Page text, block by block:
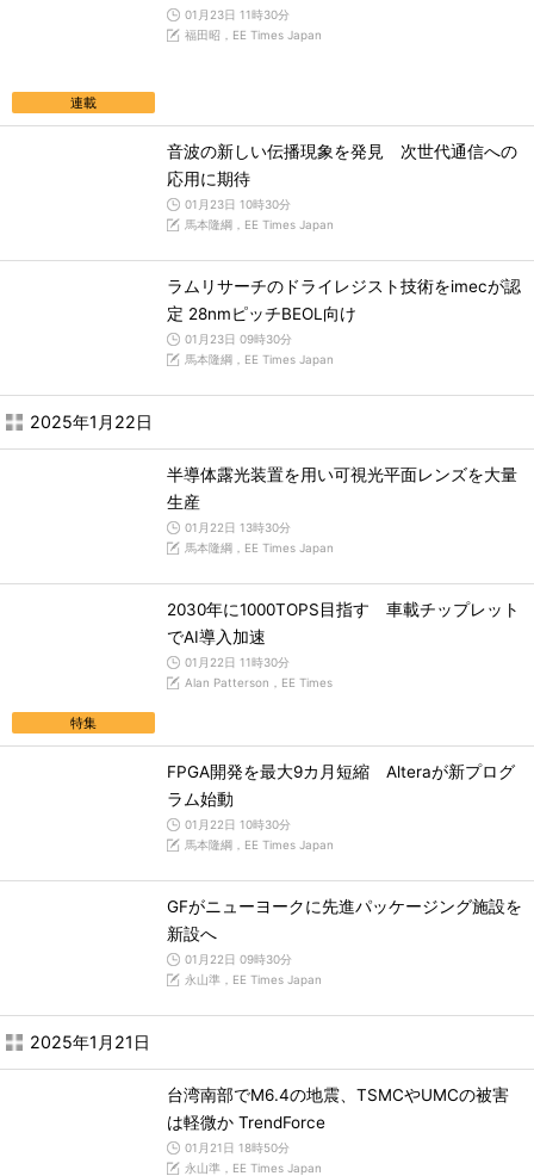
連載
01月23日 11時30分
福田昭，EE Times Japan
音波の新しい伝播現象を発見 次世代通信への
応用に期待
01月23日 10時30分
馬本隆綱，EE Times Japan
ラムリサーチのドライレジスト技術をimecが認
定 28nmピッチBEOL向け
01月23日 09時30分
馬本隆綱，EE Times Japan
2025年1月22日
半導体露光装置を用い可視光平面レンズを大量
生産
01月22日 13時30分
馬本隆綱，EE Times Japan
特集
2030年に1000TOPS目指す 車載チップレット
でAI導入加速
01月22日 11時30分
Alan Patterson，EE Times
FPGA開発を最大9カ月短縮 Alteraが新プログ
ラム始動
01月22日 10時30分
馬本隆綱，EE Times Japan
GFがニューヨークに先進パッケージング施設を
新設へ
01月22日 09時30分
永山準，EE Times Japan
2025年1月21日
台湾南部でM6.4の地震、TSMCやUMCの被害
は軽微か TrendForce
01月21日 18時50分
永山準，EE Times Japan